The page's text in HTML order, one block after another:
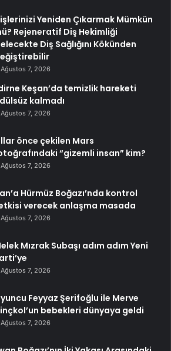
Yeniden Çıkarmak Mümkün
Rejeneratif Diş Hekimliği
Diş Sağlığını Kökünden
Ağustos 7, 2026
Keşan’da temizlik hareketi
kalmadı
Ağustos 7, 2026
önce çekilen Mars
“gizemli insan” kim?
Ağustos 7, 2026
Hürmüz Boğazı’nda kontrol
verecek anlaşma masada
Ağustos 7, 2026
Mızrak Subaşı adım adım Yeni
Ağustos 7, 2026
Feyyaz Şerifoğlu ile Merve
bebekleri dünyaya geldi
Ağustos 7, 2026